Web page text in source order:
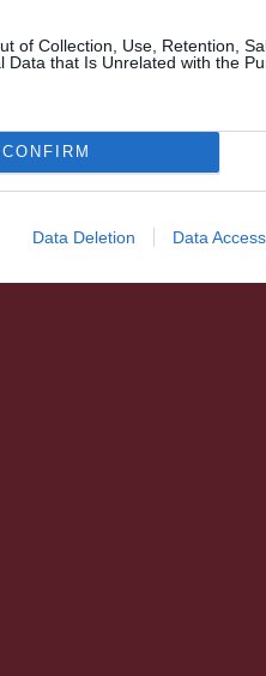
of Collection, Use, Retention,
Data that Is Unrelated with the
CONFIRM
Data Deletion Data Access